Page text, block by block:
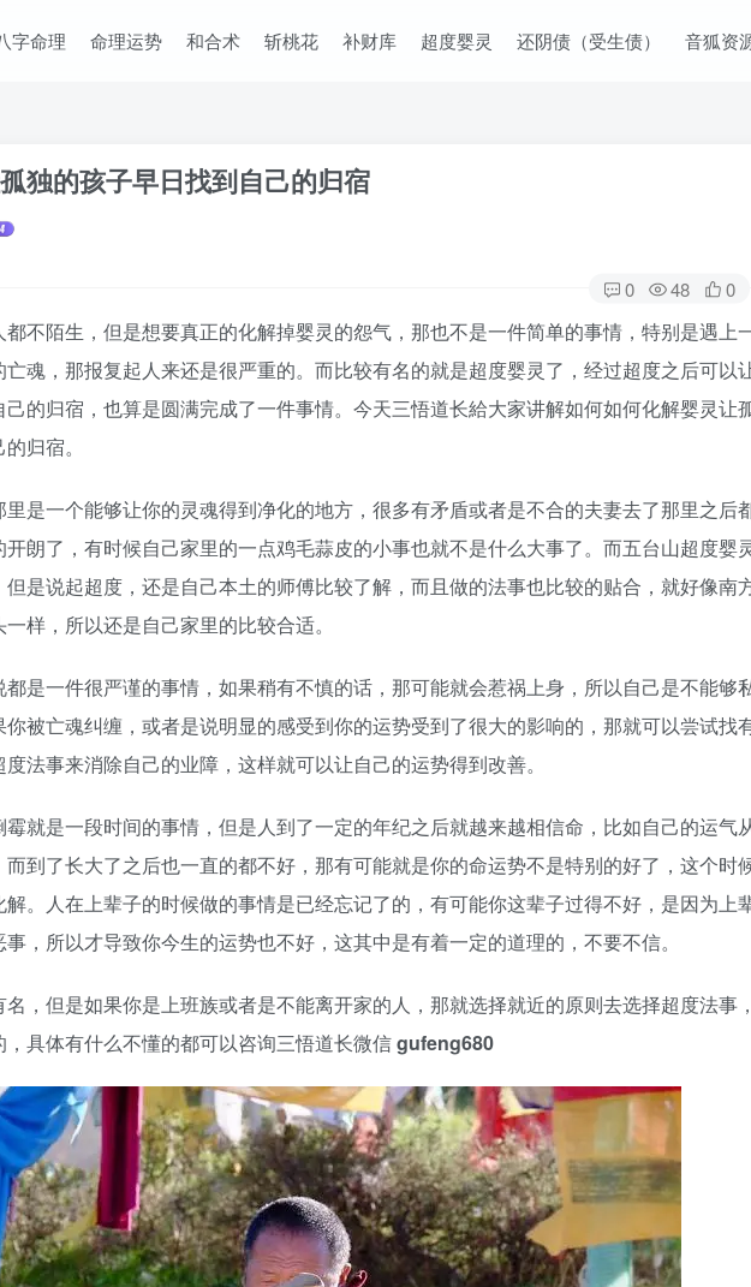
字命理 命理运势 和合术 斩桃花 补财库 超度婴灵 还阴债（受生债） 音狐资
独的孩子早日找到自己的归宿
0 48 0
不陌生，但是想要真正的化解掉婴灵的怨气，那也不是一件简单的事情，特别是遇上
魂，那报复起人来还是很严重的。而比较有名的就是超度婴灵了，经过超度之后可以
的归宿，也算是圆满完成了一件事情。今天三悟道长給大家讲解如何如何化解婴灵让
归宿。
是一个能够让你的灵魂得到净化的地方，很多有矛盾或者是不合的夫妻去了那里之后
朗了，有时候自己家里的一点鸡毛蒜皮的小事也就不是什么大事了。而五台山超度婴
是说起超度，还是自己本土的师傅比较了解，而且做的法事也比较的贴合，就好像南
样，所以还是自己家里的比较合适。
是一件很严谨的事情，如果稍有不慎的话，那可能就会惹祸上身，所以自己是不能够
你被亡魂纠缠，或者是说明显的感受到你的运势受到了很大的影响的，那就可以尝试找
法事来消除自己的业障，这样就可以让自己的运势得到改善。
就是一段时间的事情，但是人到了一定的年纪之后就越来越相信命，比如自己的运气
到了长大了之后也一直的都不好，那有可能就是你的命运势不是特别的好了，这个时
。人在上辈子的时候做的事情是已经忘记了的，有可能你这辈子过得不好，是因为上
，所以才导致你今生的运势也不好，这其中是有着一定的道理的，不要不信。
，但是如果你是上班族或者是不能离开家的人，那就选择就近的原则去选择超度法事，
具体有什么不懂的都可以咨询三悟道长微信gufeng680